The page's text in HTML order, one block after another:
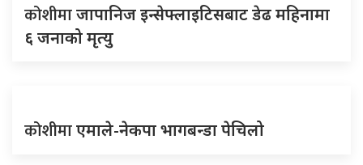
कोशीमाजापानिज इन्सेफ्लाइटिसबाट डेढ महिनामा
६ जनाको मृत्यु
कोशीमाएमाले-नेकपा भागबन्डा पेचिलो